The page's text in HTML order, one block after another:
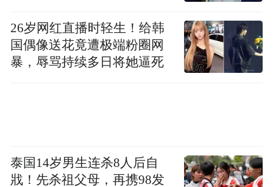
26岁网红直播时轻生！给韩
国偶像送花竟遭极端粉圈网
暴，辱骂持续多日将她逼死
泰国14岁男生连杀8人后自
戕！先杀祖父母，再携98发